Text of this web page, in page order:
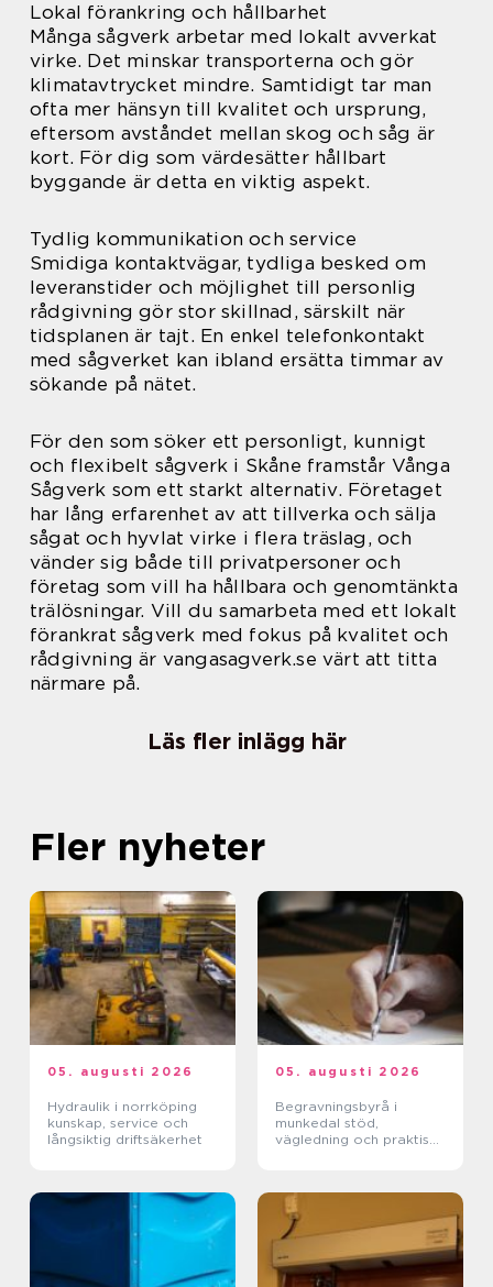
Lokal förankring och hållbarhet
Många sågverk arbetar med lokalt avverkat
virke. Det minskar transporterna och gör
klimatavtrycket mindre. Samtidigt tar man
ofta mer hänsyn till kvalitet och ursprung,
eftersom avståndet mellan skog och såg är
kort. För dig som värdesätter hållbart
byggande är detta en viktig aspekt.
Tydlig kommunikation och service
Smidiga kontaktvägar, tydliga besked om
leveranstider och möjlighet till personlig
rådgivning gör stor skillnad, särskilt när
tidsplanen är tajt. En enkel telefonkontakt
med sågverket kan ibland ersätta timmar av
sökande på nätet.
För den som söker ett personligt, kunnigt
och flexibelt sågverk i Skåne framstår Vånga
Sågverk som ett starkt alternativ. Företaget
har lång erfarenhet av att tillverka och sälja
sågat och hyvlat virke i flera träslag, och
vänder sig både till privatpersoner och
företag som vill ha hållbara och genomtänkta
trälösningar. Vill du samarbeta med ett lokalt
förankrat sågverk med fokus på kvalitet och
rådgivning är vangasagverk.se värt att titta
närmare på.
Läs fler inlägg här
Fler nyheter
05. augusti 2026
Hydraulik i norrköping
kunskap, service och
långsiktig driftsäkerhet
05. augusti 2026
Begravningsbyrå i
munkedal stöd,
vägledning och praktisk